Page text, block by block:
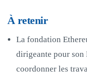
À retenir
La fondation
dirigeante pour son
coordonner les